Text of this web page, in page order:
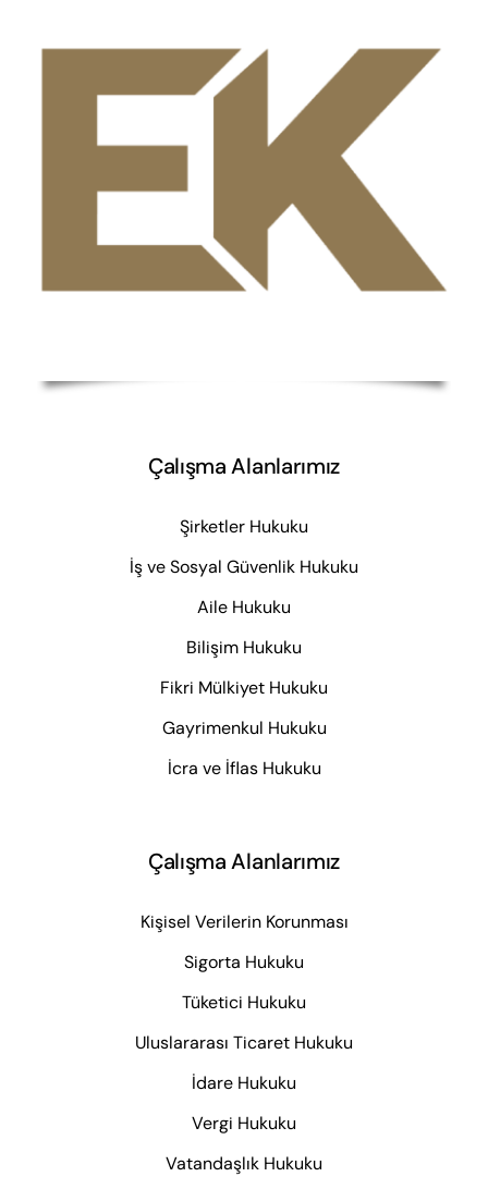
Çalışma Alanlarımız
Şirketler Hukuku
İş ve Sosyal Güvenlik Hukuku
Aile Hukuku
Bilişim Hukuku
Fikri Mülkiyet Hukuku
Gayrimenkul Hukuku
İcra ve İflas Hukuku
Çalışma Alanlarımız
Kişisel Verilerin Korunması
Sigorta Hukuku
Tüketici Hukuku
Uluslararası Ticaret Hukuku
İdare Hukuku
Vergi Hukuku
Vatandaşlık Hukuku